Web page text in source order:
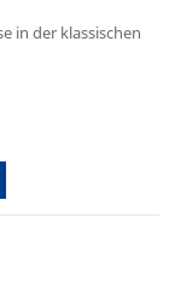
in der klassischen